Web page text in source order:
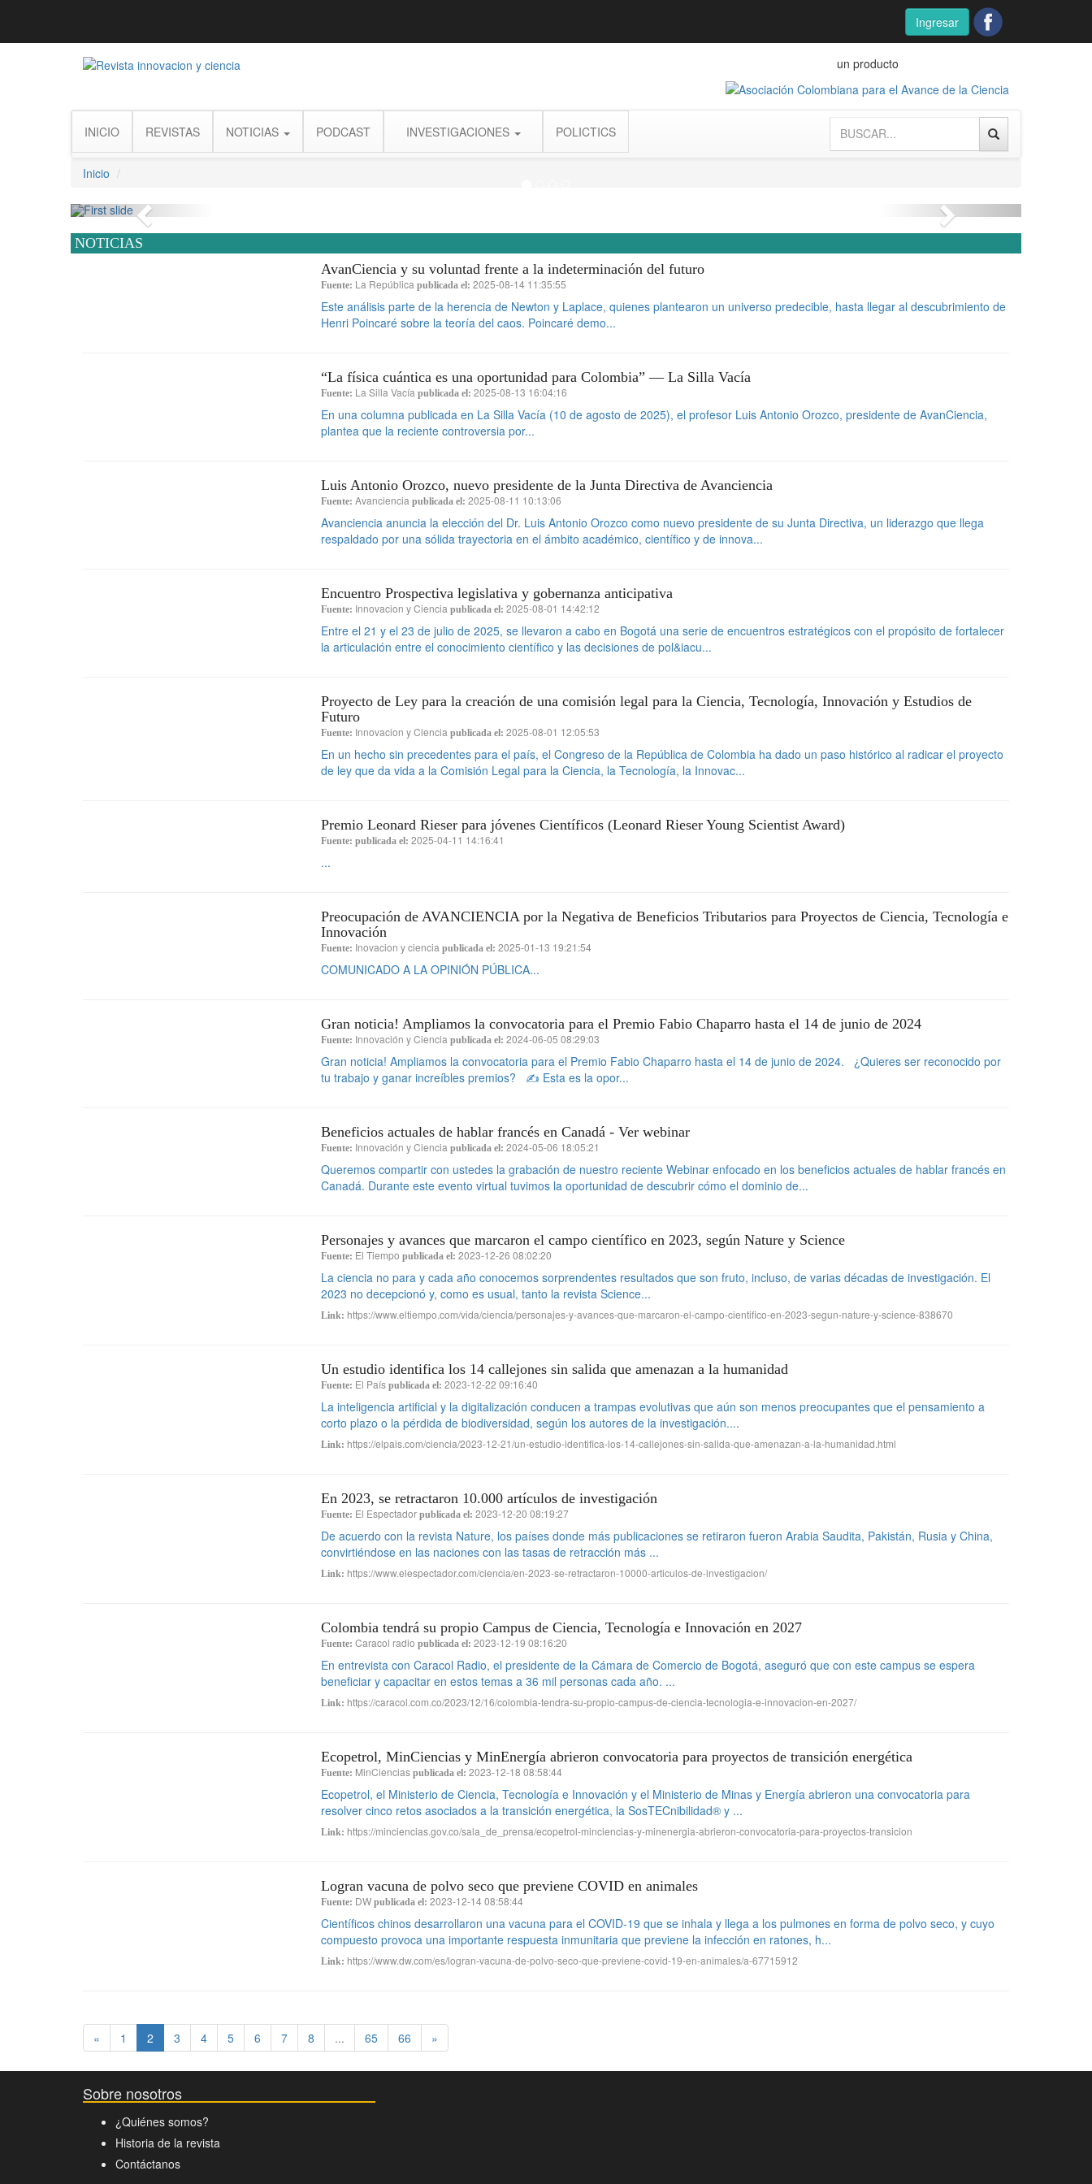
Ingresar
un producto
INICIO REVISTAS NOTICIAS PODCAST INVESTIGACIONES POLICTICS
Inicio
Previous Next
NOTICIAS
AvanCiencia y su voluntad frente a la indeterminación del futuro
Fuente: La República publicada el: 2025-08-14 11:35:55
Este análisis parte de la herencia de Newton y Laplace, quienes plantearon un universo predecible, hasta llegar al descubrimiento de
Henri Poincaré sobre la teoría del caos. Poincaré demo...
“La física cuántica es una oportunidad para Colombia” — La Silla Vacía
Fuente: La Silla Vacía publicada el: 2025-08-13 16:04:16
En una columna publicada en La Silla Vacía (10 de agosto de 2025), el profesor Luis Antonio Orozco, presidente de AvanCiencia,
plantea que la reciente controversia por...
Luis Antonio Orozco, nuevo presidente de la Junta Directiva de Avanciencia
Fuente: Avanciencia publicada el: 2025-08-11 10:13:06
Avanciencia anuncia la elección del Dr. Luis Antonio Orozco como nuevo presidente de su Junta Directiva, un liderazgo que llega
respaldado por una sólida trayectoria en el ámbito académico, científico y de innova...
Encuentro Prospectiva legislativa y gobernanza anticipativa
Fuente: Innovacion y Ciencia publicada el: 2025-08-01 14:42:12
Entre el 21 y el 23 de julio de 2025, se llevaron a cabo en Bogotá una serie de encuentros estratégicos con el propósito de fortalecer
la articulación entre el conocimiento científico y las decisiones de pol&iacu...
Proyecto de Ley para la creación de una comisión legal para la Ciencia, Tecnología, Innovación y Estudios de
Futuro
Fuente: Innovacion y Ciencia publicada el: 2025-08-01 12:05:53
En un hecho sin precedentes para el país, el Congreso de la República de Colombia ha dado un paso histórico al radicar el proyecto
de ley que da vida a la Comisión Legal para la Ciencia, la Tecnología, la Innovac...
Premio Leonard Rieser para jóvenes Científicos (Leonard Rieser Young Scientist Award)
Fuente: publicada el: 2025-04-11 14:16:41
...
Preocupación de AVANCIENCIA por la Negativa de Beneficios Tributarios para Proyectos de Ciencia, Tecnología e
Innovación
Fuente: Inovacion y ciencia publicada el: 2025-01-13 19:21:54
COMUNICADO A LA OPINIÓN PÚBLICA...
Gran noticia! Ampliamos la convocatoria para el Premio Fabio Chaparro hasta el 14 de junio de 2024
Fuente: Innovación y Ciencia publicada el: 2024-06-05 08:29:03
Gran noticia! Ampliamos la convocatoria para el Premio Fabio Chaparro hasta el 14 de junio de 2024. ¿Quieres ser reconocido por
tu trabajo y ganar increíbles premios? ✍️ Esta es la opor...
Beneficios actuales de hablar francés en Canadá - Ver webinar
Fuente: Innovación y Ciencia publicada el: 2024-05-06 18:05:21
Queremos compartir con ustedes la grabación de nuestro reciente Webinar enfocado en los beneficios actuales de hablar francés en
Canadá. Durante este evento virtual tuvimos la oportunidad de descubrir cómo el dominio de...
Personajes y avances que marcaron el campo científico en 2023, según Nature y Science
Fuente: El Tiempo publicada el: 2023-12-26 08:02:20
La ciencia no para y cada año conocemos sorprendentes resultados que son fruto, incluso, de varias décadas de investigación. El
2023 no decepcionó y, como es usual, tanto la revista Science...
Link: https://www.eltiempo.com/vida/ciencia/personajes-y-avances-que-marcaron-el-campo-cientifico-en-2023-segun-nature-y-science-838670
Un estudio identifica los 14 callejones sin salida que amenazan a la humanidad
Fuente: El País publicada el: 2023-12-22 09:16:40
La inteligencia artificial y la digitalización conducen a trampas evolutivas que aún son menos preocupantes que el pensamiento a
corto plazo o la pérdida de biodiversidad, según los autores de la investigación....
Link: https://elpais.com/ciencia/2023-12-21/un-estudio-identifica-los-14-callejones-sin-salida-que-amenazan-a-la-humanidad.html
En 2023, se retractaron 10.000 artículos de investigación
Fuente: El Espectador publicada el: 2023-12-20 08:19:27
De acuerdo con la revista Nature, los países donde más publicaciones se retiraron fueron Arabia Saudita, Pakistán, Rusia y China,
convirtiéndose en las naciones con las tasas de retracción más ...
Link: https://www.elespectador.com/ciencia/en-2023-se-retractaron-10000-articulos-de-investigacion/
Colombia tendrá su propio Campus de Ciencia, Tecnología e Innovación en 2027
Fuente: Caracol radio publicada el: 2023-12-19 08:16:20
En entrevista con Caracol Radio, el presidente de la Cámara de Comercio de Bogotá, aseguró que con este campus se espera
beneficiar y capacitar en estos temas a 36 mil personas cada año. ...
Link: https://caracol.com.co/2023/12/16/colombia-tendra-su-propio-campus-de-ciencia-tecnologia-e-innovacion-en-2027/
Ecopetrol, MinCiencias y MinEnergía abrieron convocatoria para proyectos de transición energética
Fuente: MinCiencias publicada el: 2023-12-18 08:58:44
Ecopetrol, el Ministerio de Ciencia, Tecnología e Innovación y el Ministerio de Minas y Energía abrieron una convocatoria para
resolver cinco retos asociados a la transición energética, la SosTECnibilidad® y ...
Link: https://minciencias.gov.co/sala_de_prensa/ecopetrol-minciencias-y-minenergia-abrieron-convocatoria-para-proyectos-transicion
Logran vacuna de polvo seco que previene COVID en animales
Fuente: DW publicada el: 2023-12-14 08:58:44
Científicos chinos desarrollaron una vacuna para el COVID-19 que se inhala y llega a los pulmones en forma de polvo seco, y cuyo
compuesto provoca una importante respuesta inmunitaria que previene la infección en ratones, h...
Link: https://www.dw.com/es/logran-vacuna-de-polvo-seco-que-previene-covid-19-en-animales/a-67715912
« 1 2 3 4 5 6 7 8 ... 65 66 »
Sobre nosotros
¿Quiénes somos?
Historia de la revista
Contáctanos